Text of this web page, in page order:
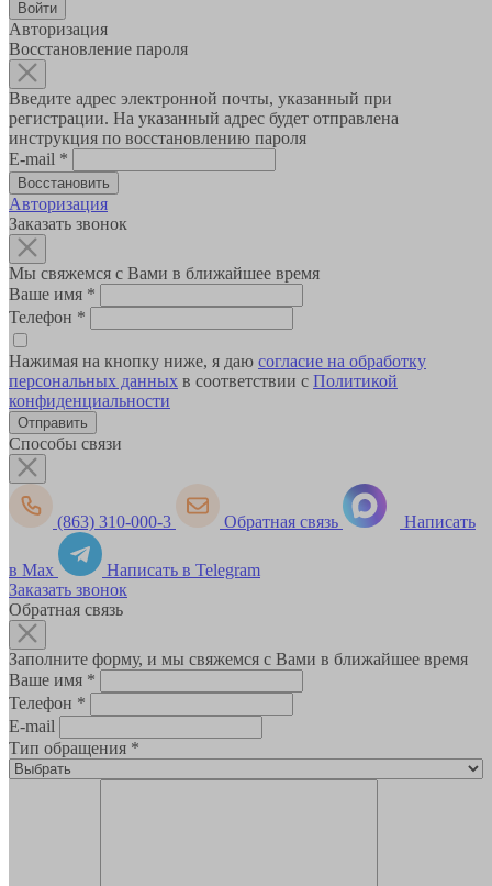
Авторизация
Восстановление пароля
Введите адрес электронной почты, указанный при
регистрации. На указанный адрес будет отправлена
инструкция по восстановлению пароля
E-mail *
Авторизация
Заказать звонок
Мы свяжемся с Вами в ближайшее время
Ваше имя *
Телефон *
Нажимая на кнопку ниже, я даю согласие на обработку
персональных данных в соответствии с Политикой
конфиденциальности
Способы связи
(863) 310-000-3 Обратная связь Написать
в Max
Написать в Telegram
Заказать звонок
Обратная связь
Заполните форму, и мы свяжемся с Вами в ближайшее время
Ваше имя *
Телефон *
E-mail
Тип обращения *